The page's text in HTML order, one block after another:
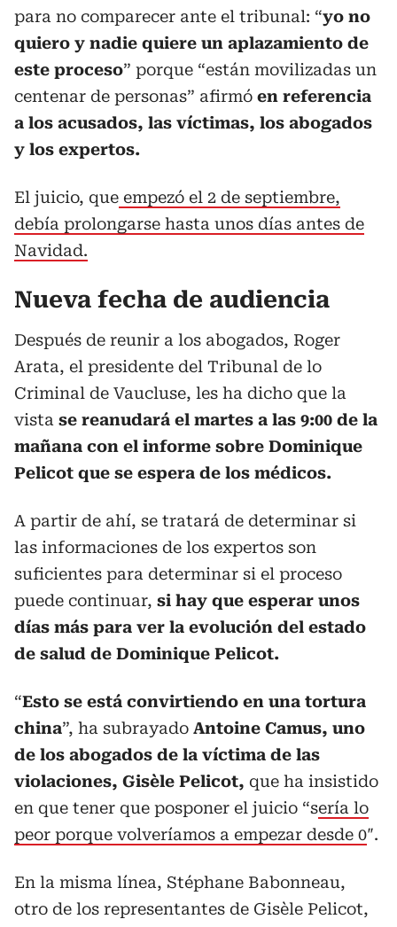
para no comparecer ante el tribunal: “yo no
quiero y nadie quiere un aplazamiento de
este proceso” porque “están movilizadas un
centenar de personas” afirmó en referencia
a los acusados, las víctimas, los abogados
y los expertos.
El juicio, que empezó el 2 de septiembre,
debía prolongarse hasta unos días antes de
Navidad.
Nueva fecha de audiencia
Después de reunir a los abogados, Roger
Arata, el presidente del Tribunal de lo
Criminal de Vaucluse, les ha dicho que la
vista se reanudará el martes a las 9:00 de la
mañana con el informe sobre Dominique
Pelicot que se espera de los médicos.
A partir de ahí, se tratará de determinar si
las informaciones de los expertos son
suficientes para determinar si el proceso
puede continuar, si hay que esperar unos
días más para ver la evolución del estado
de salud de Dominique Pelicot.
“Esto se está convirtiendo en una tortura
china”, ha subrayado Antoine Camus, uno
de los abogados de la víctima de las
violaciones, Gisèle Pelicot, que ha insistido
en que tener que posponer el juicio “sería lo
peor porque volveríamos a empezar desde 0″.
En la misma línea, Stéphane Babonneau,
otro de los representantes de Gisèle Pelicot,